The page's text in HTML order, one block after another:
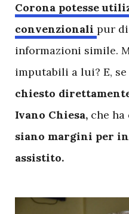
Corona potesse
convenzionali pur
informazioni simile.
imputabili a lui? E,
chiesto
Ivano Chiesa, che
siano margini per
assistito.